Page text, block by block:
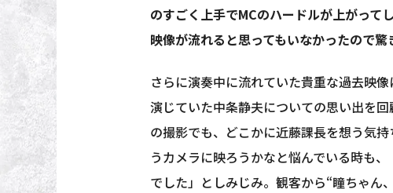
のすごく上手でMCのハードルが上がっ
映像が流れると思ってもいなかったので
さらに演奏中に流れていた貴重な過去映
演じていた中条静夫についての思い出を
の撮影でも、どこかに近藤課長を想う気
うカメラに映ろうかなと悩んでいる時も
でした」としみじみ。観客から“瞳ちゃん